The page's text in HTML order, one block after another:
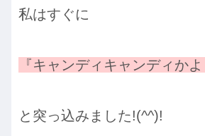
私はすぐに
『キャンディキャンディかよ
と突っ込みました!(^^)!